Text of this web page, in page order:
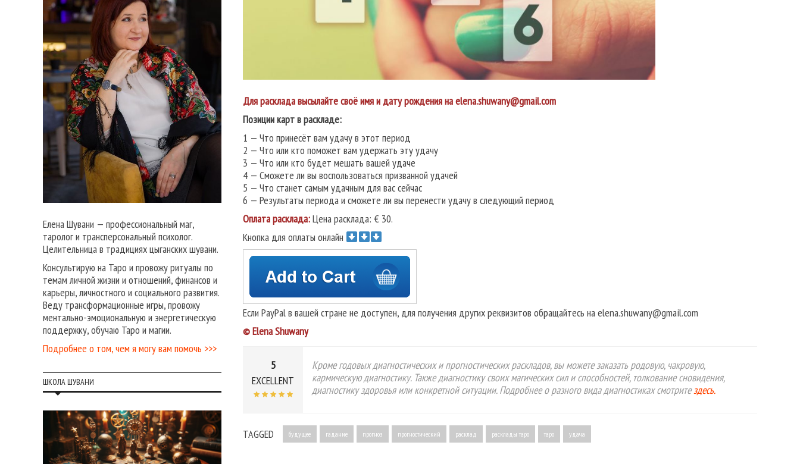
Для расклада высылайте своё имя и дату рождения на elena.shuwany@gmail.com
Позиции карт в раскладе:
1 — Что принесёт вам удачу в этот период
2 — Что или кто поможет вам удержать эту удачу
3 — Что или кто будет мешать вашей удаче
4 — Сможете ли вы воспользоваться призванной удачей
5 — Что станет самым удачным для вас сейчас
6 — Результаты периода и сможете ли вы перенести удачу в следующий период
Оплата расклада:Цена расклада: € 30.
Кнопка для оплаты онлайн
Если PayPal в вашей стране не доступен, для получения других реквизитов обращайтесь на elena.shuwany@gmail.com
© Elena Shuwany
5
EXCELLENT
Кроме годовых диагностических и прогностических раскладов, вы можете заказать родовую, чакровую,
кармическую диагностику. Также диагностику своих магических сил и способностей, толкование сновидения,
диагностику здоровья или конкретной ситуации. Подробнее о разного вида диагностиках смотритездесь.
TAGGED будущее гадание прогноз прогностический расклад расклады таро таро удача
Елена Шувани — профессиональный маг,
таролог и трансперсональный психолог.
Целительница в традициях цыганских шувани.
Консультирую на Таро и провожу ритуалы по
темам личной жизни и отношений, финансов и
карьеры, личностного и социального развития.
Веду трансформационные игры, провожу
ментально-эмоциональную и энергетическую
поддержку, обучаю Таро и магии.
Подробнее о том, чем я могу вам помочь >>>
ШКОЛА ШУВАНИ